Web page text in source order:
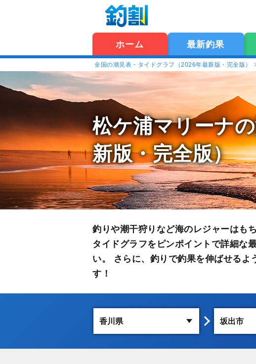
ホーム 最新釣果
全国の潮見表・タイドグラフ（2026年最新版・完全版）
松ケ浦マリーナ
新版・完全版）
釣りや潮干狩りなど海のレジャーはも
タイドグラフをピンポイントで詳細な
い。 さらに、釣りで釣果を伸ばせるよ
す！